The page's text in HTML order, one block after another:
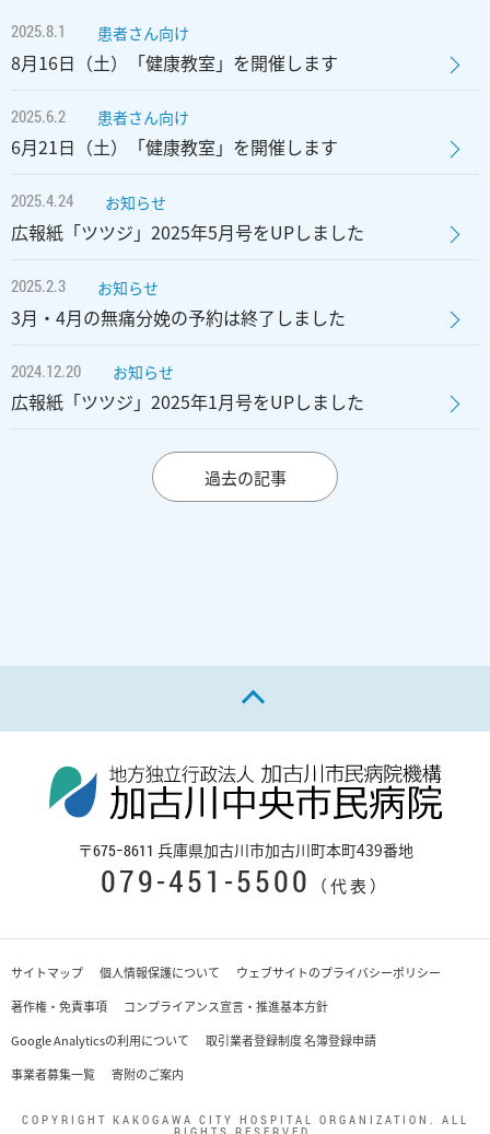
2025.8.1 患者さん向け
8月16日（土）「健康教室」を開催します
2025.6.2 患者さん向け
6月21日（土）「健康教室」を開催します
2025.4.24 お知らせ
広報紙「ツツジ」2025年5月号をUPしました
2025.2.3 お知らせ
3月・4月の無痛分娩の予約は終了しました
2024.12.20 お知らせ
広報紙「ツツジ」2025年1月号をUPしました
過去の記事
〒675−8611 兵庫県加古川市加古川町本町439番地
079-451-5500 （代表）
サイトマップ 個人情報保護について
ウェブサイトのプライバシーポリシー
著作権・免責事項
コンプライアンス宣言・推進基本方針
Google Analyticsの利用について
取引業者登録制度 名簿登録申請
事業者募集一覧
寄附のご案内
COPYRIGHT KAKOGAWA CITY HOSPITAL ORGANIZATION. ALL